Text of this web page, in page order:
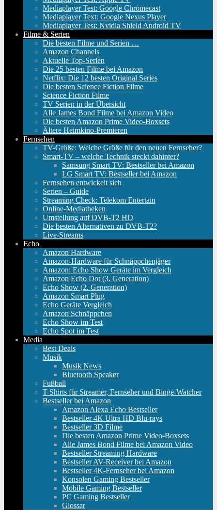
Mediaplayer Test: Google Chromecast
Mediaplayer Text: Google Nexus Player
Mediaplayer Test: Nvidia Shield Android TV
Filme & Serien
Die besten Filme und Serien …
Amazon Channels
Aktuelle Top-Serien
Die 25 besten Filme bei Amazon
Netflix: Die 12 besten Original Series
Die besten Science Fiction Filme
Science Fiction Filme
TV Serien in der Übersicht
Alle James Bond Filme bei Amazon Video
Die besten Amazon Prime Video-Boxsets
Ältere Heimkino-Premieren
Fernsehen
TV-Größe: Welche Größe für den neuen Fernseher?
Smart-TV – welche Technik steckt dahinter?
Samsung Smart TV: Bestseller bei Amazon
LG Smart TV: Bestseller bei Amazon
Fernsehen entwickelt sich
Serien – Guide
Streaming Check: Telekom Entertain
Online-Mediatheken
Umstellung auf DVB-T2 HD
Die besten Alternativen zu DVB-T2?
Live-Streams
Echo
Amazon Hardware
Amazon-Hardware für Schnäppchenjäger
Amazon: Echo Show Geräte im Vergleich
Amazon Echo Dot (3. Generation)
Echo Show (2. Generation)
Amazon Smart Plug
Echo Geräte Vergleich
Amazon Schnäppchen
Echo Show im Test
Echo Spot im Test
Media
Best Deals
Musik
Musik News
Bluetooth Speaker
Fußball
T-Shirts für Streamer, Fernseher und Binge-Watcher
Bestseller bei Amazon
Amazon Alexa Echo Bestseller
Bestseller 4K Ultra HD Blu-rays
Bestseller 3D Filme
Die besten Amazon Prime Video-Boxsets
Alle James Bond Filme bei Amazon Video
Bestseller Streaming Hardware
Bestseller AV-Receiver bei Amazon
Bestseller 4K-Fernseher bei Amazon
Konsolen Gaming Bestseller
Mobile Gaming Bestseller
PC Gaming Bestseller
Glossar